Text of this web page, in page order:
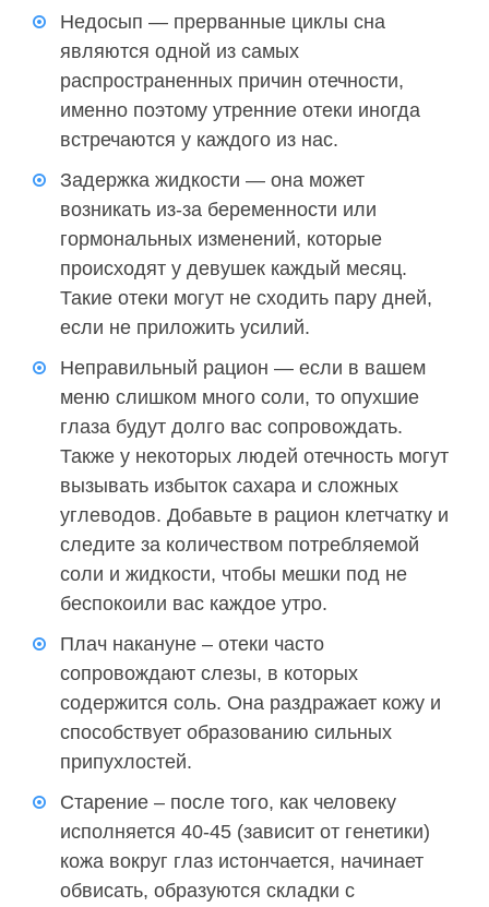
Недосып — прерванные циклы сна
являются одной из самых
распространенных причин отечности,
именно поэтому утренние отеки иногда
встречаются у каждого из нас.
Задержка жидкости — она может
возникать из-за беременности или
гормональных изменений, которые
происходят у девушек каждый месяц.
Такие отеки могут не сходить пару дней,
если не приложить усилий.
Неправильный рацион — если в вашем
меню слишком много соли, то опухшие
глаза будут долго вас сопровождать.
Также у некоторых людей отечность могут
вызывать избыток сахара и сложных
углеводов. Добавьте в рацион клетчатку и
следите за количеством потребляемой
соли и жидкости, чтобы мешки под не
беспокоили вас каждое утро.
Плач накануне – отеки часто
сопровождают слезы, в которых
содержится соль. Она раздражает кожу и
способствует образованию сильных
припухлостей.
Старение – после того, как человеку
исполняется 40-45 (зависит от генетики)
кожа вокруг глаз истончается, начинает
обвисать, образуются складки с